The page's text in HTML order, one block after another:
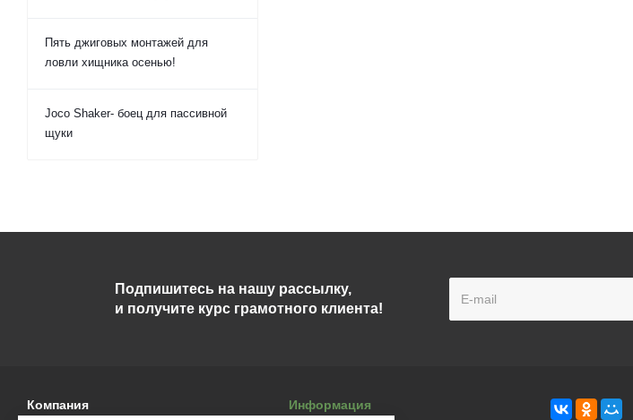
Пять джиговых монтажей для
ловли хищника осенью!
Joco Shaker- боец для пассивной
щуки
Подпишитесь на нашу рассылку,
и получите курс грамотного клиента!
Компания Информация